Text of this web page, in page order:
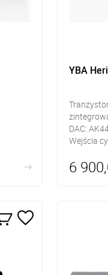
YBA
DAC:
Wejścia
Wejścia
Wyjścia:
6